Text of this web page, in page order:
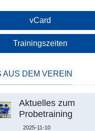
vCard
Trainingszeiten
AUS DEM VEREIN
Aktuelles zum
Probetraining
2025-11-10